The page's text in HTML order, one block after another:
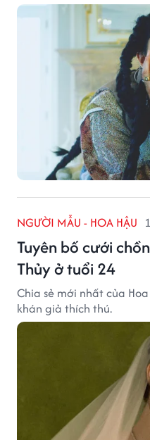
NGƯỜI MẪU - HOA HẬU
Tuyên bố cưới
Thủy ở tuổi 24
Chia sẻ mới nhất của
khán giả thích thú.